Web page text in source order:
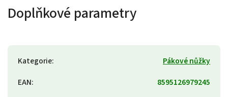
Doplňkové parametry
Kategorie:
Pákové nůžky
EAN:
8595126979245